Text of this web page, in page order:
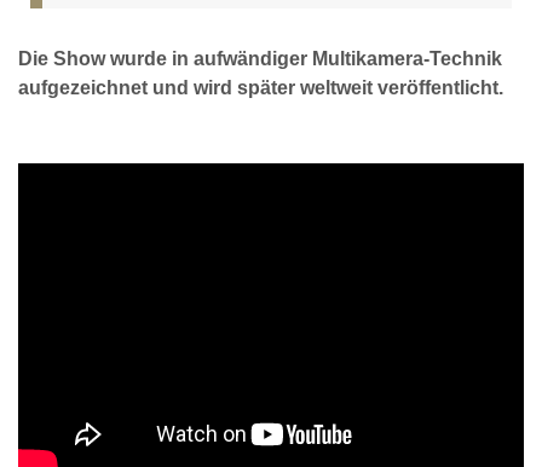
Die Show wurde in aufwändiger Multikamera-Technik
aufgezeichnet und wird später weltweit veröffentlicht.